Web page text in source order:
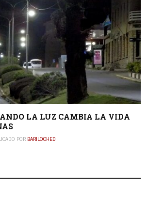
LA LUZ CAMBIA LA VIDA
POR BARILOCHED